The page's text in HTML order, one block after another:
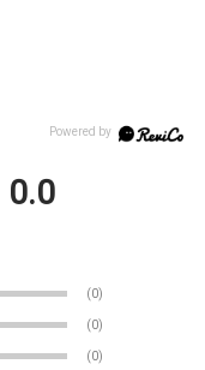
0.0
(0)
(0)
(0)